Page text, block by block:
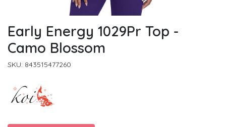
Early Energy 1029Pr Top -
Camo Blossom
SKU: 843515477260